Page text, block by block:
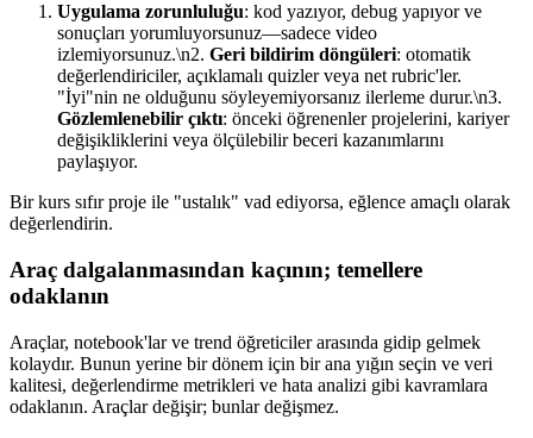
Uygulama zorunluluğu: kod yazıyor, debug yapıyor ve
sonuçları yorumluyorsunuz—sadece video
izlemiyorsunuz.\n2. Geri bildirim döngüleri: otomatik
değerlendiriciler, açıklamalı quizler veya net rubric'ler.
"İyi"nin ne olduğunu söyleyemiyorsanız ilerleme durur.\n3.
Gözlemlenebilir çıktı: önceki öğrenenler projelerini, kariyer
değişikliklerini veya ölçülebilir beceri kazanımlarını
paylaşıyor.
Bir kurs sıfır proje ile "ustalık" vad ediyorsa, eğlence amaçlı olarak
değerlendirin.
Araç dalgalanmasından kaçının; temellere
odaklanın
Araçlar, notebook'lar ve trend öğreticiler arasında gidip gelmek
kolaydır. Bunun yerine bir dönem için bir ana yığın seçin ve veri
kalitesi, değerlendirme metrikleri ve hata analizi gibi kavramlara
odaklanın. Araçlar değişir; bunlar değişmez.